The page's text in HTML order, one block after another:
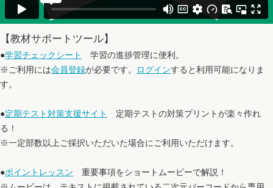
【教材サポートツール】
●学習チェックシート
学習の進捗管理に便利。
※ご利用には会員登録が必要です。 ログインすると利用可能になりま
す。
●定期テスト対策支援サイト
定期テストの対策プリントが楽々作れ
る！
※一定部数以上ご採択いただいた場合にご利用いただけます。
●ポイントレッスン 重要事項をショートムービーで解説！